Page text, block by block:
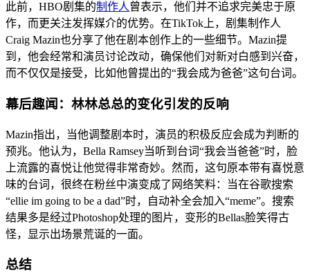
此前，HBO剧集的制作人 曾表示，他们并不追求完美忠于原
作，而更关注发挥媒介的优势。在TikTok上，剧集制作人
Craig Mazin也分享了他在剧本创作上的一些细节。Mazin提
到，他会经常和演员讨论改动，确保他们对新对白感到兴奋，
而不仅仅是接受，比如他曾提出的“我会成为爸爸”这句台词。
幕后趣闻：林林总总的变化引发的反响
Mazin指出，当他调整剧本时，演员的积极反应会成为判断的
预兆。他认为，Bella Ramsey当听到台词“我会当爸爸”时，脸
上流露的喜悦让他觉得非常奇妙。然而，这句原本带有喜悦意
味的台词，很终在粉丝中演变成了网络笑料：当在谷歌搜索
“ellie im going to be a dad”时，自动补全会加入“meme”。搜索
结果多是经过Photoshop处理的图片，变形的Bellas脸笑得古
怪，显示出场景荒诞的一面。
总结